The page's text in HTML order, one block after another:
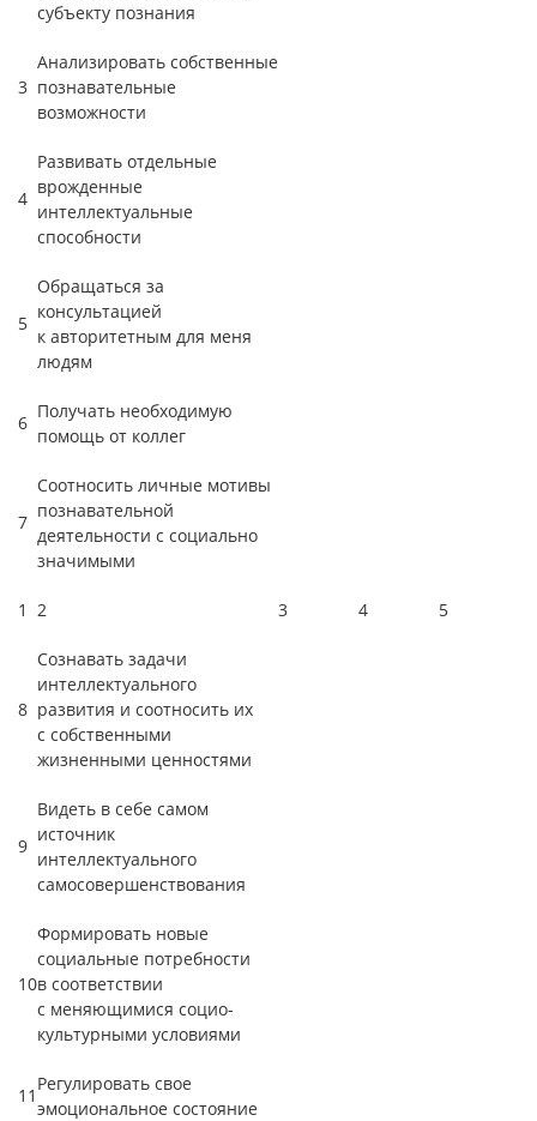
субъекту познания
3
Анализировать собственные
познавательные
возможности
4
Развивать отдельные
врожденные
интеллектуальные
способности
5
Обращаться за
консультацией
к авторитетным для меня
людям
6
Получать необходимую
помощь от коллег
7
Соотносить личные мотивы
познавательной
деятельности с социально
значимыми
1 2 3 4 5
8
Сознавать задачи
интеллектуального
развития и соотносить их
с собственными
жизненными ценностями
9
Видеть в себе самом
источник
интеллектуального
самосовершенствования
10
Формировать новые
социальные потребности
в соответствии
с меняющимися социо-
культурными условиями
11
Регулировать свое
эмоциональное состояние